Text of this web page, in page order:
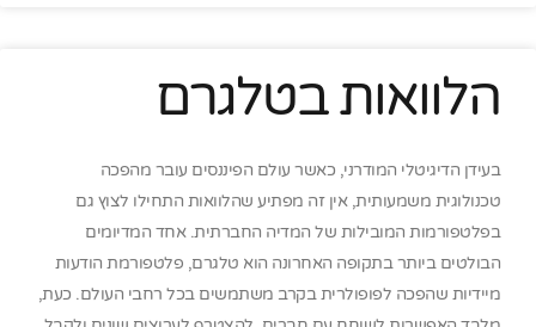
הלוואות בטלגרם
בעידן הדיגיטלי המודרני, כאשר עולם הפיננסים עובר מהפכה
טכנולוגית משמעותית, אין זה מפתיע שהלוואות התחילו לצוץ גם
בפלטפורמות המובילות של המדיה החברתית. אחד המדיומים
הבולטים ביותר בתקופה האחרונה הוא טלגרם, פלטפורמת הודעות
מיידיות שהפכה לפופולרית בקרב משתמשים בכל רחבי העולם. כעת,